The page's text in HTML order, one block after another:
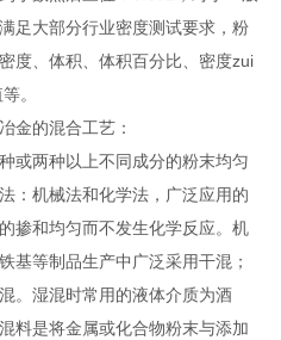
足大部分行业密度测试要求，粉
度、体积、体积百分比、密度zui
。
的混合工艺：
两种以上不同成分的粉末均匀
：机械法和化学法，广泛应用的
掺和均匀而不发生化学反应。机
基等制品生产中广泛采用干混；
。湿混时常用的液体介质为酒
料是将金属或化合物粉末与添加